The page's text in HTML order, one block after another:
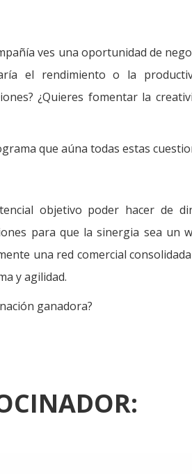
ves una oportunidad de
el rendimiento o la
¿Quieres fomentar la
que aúna todas estas
objetivo poder hacer de
para que la sinergia sea un
una red comercial
y agilidad.
ganadora?